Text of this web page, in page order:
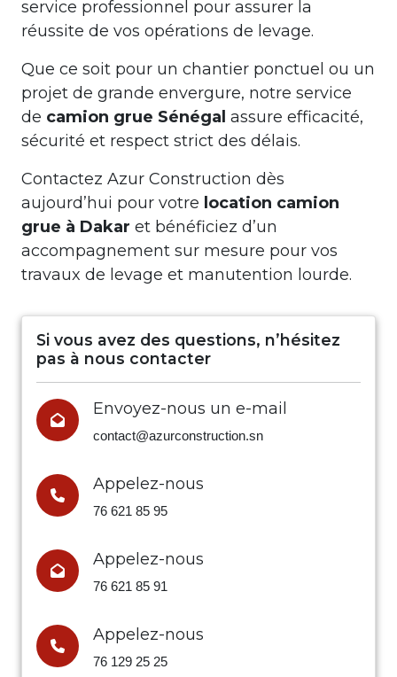
service professionnel pour assurer la
réussite de vos opérations de levage.
Que ce soit pour un chantier ponctuel ou un
projet de grande envergure, notre service
de camion grue Sénégal assure efficacité,
sécurité et respect strict des délais.
Contactez Azur Construction dès
aujourd’hui pour votre location camion
grue à Dakar et bénéficiez d’un
accompagnement sur mesure pour vos
travaux de levage et manutention lourde.
Si vous avez des questions, n’hésitez
pas à nous contacter
Envoyez-nous un e-mail
contact@azurconstruction.sn
Appelez-nous
76 621 85 95
Appelez-nous
76 621 85 91
Appelez-nous
76 129 25 25